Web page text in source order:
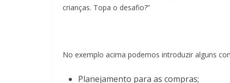
crianças. Topa o desafio?”
No exemplo acima podemos introduzir alguns
Planejamento para as compras;